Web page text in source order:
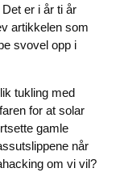
er i år ti år
artikkelen som
svovel opp i
tukling med
for at solar
gamle
når
om vi vil?